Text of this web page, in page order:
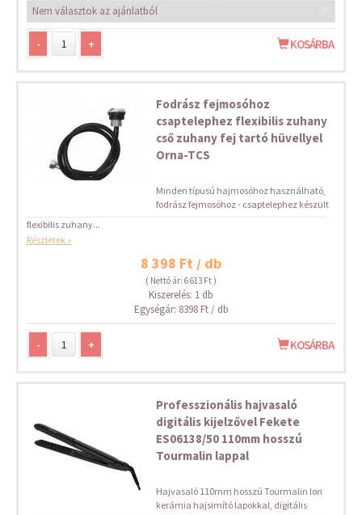
- + KOSÁRBA
Fodrász fejmosóhoz
csaptelephez flexibilis zuhany
cső zuhany fej tartó hüvellyel
Orna-TCS
Minden típusú hajmosóhoz használható,
fodrász fejmosóhoz - csaptelephez készült
flexibilis zuhany...
Részletek »
8 398 Ft / db
( Nettó ár: 6 613 Ft )
Kiszerelés: 1 db
Egységár: 8398 Ft / db
- + KOSÁRBA
Professzionális hajvasaló
digitális kijelzővel Fekete
ES06138/50 110mm hosszú
Tourmalin lappal
Hajvasaló 110mm hosszú Tourmalin Ion
kerámia hajsimító lapokkal, digitális